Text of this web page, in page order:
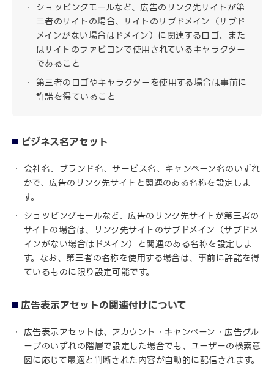
ショッピングモールなど、広告のリンク先サイトが第
三者のサイトの場合、サイトのサブドメイン（サブド
メインがない場合はドメイン）に関連するロゴ、また
はサイトのファビコンで使用されているキャラクター
であること
第三者のロゴやキャラクターを使用する場合は事前に
許諾を得ていること
ビジネス名アセット
会社名、ブランド名、サービス名、キャンペーン名のいずれ
かで、広告のリンク先サイトと関連のある名称を設定しま
す。
ショッピングモールなど、広告のリンク先サイトが第三者の
サイトの場合は、リンク先サイトのサブドメイン（サブドメ
インがない場合はドメイン）と関連のある名称を設定しま
す。なお、第三者の名称を使用する場合は、事前に許諾を得
ているものに限り設定可能です。
広告表示アセットの関連付けについて
広告表示アセットは、アカウント・キャンペーン・広告グル
ープのいずれの階層で設定した場合でも、ユーザーの検索意
図に応じて最適と判断された内容が自動的に配信されます。